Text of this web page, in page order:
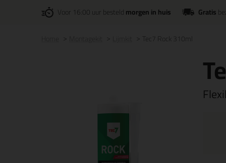
Voor 16:00 uur besteldmorgen in huis Gratis
Tec7 Rock 310ml